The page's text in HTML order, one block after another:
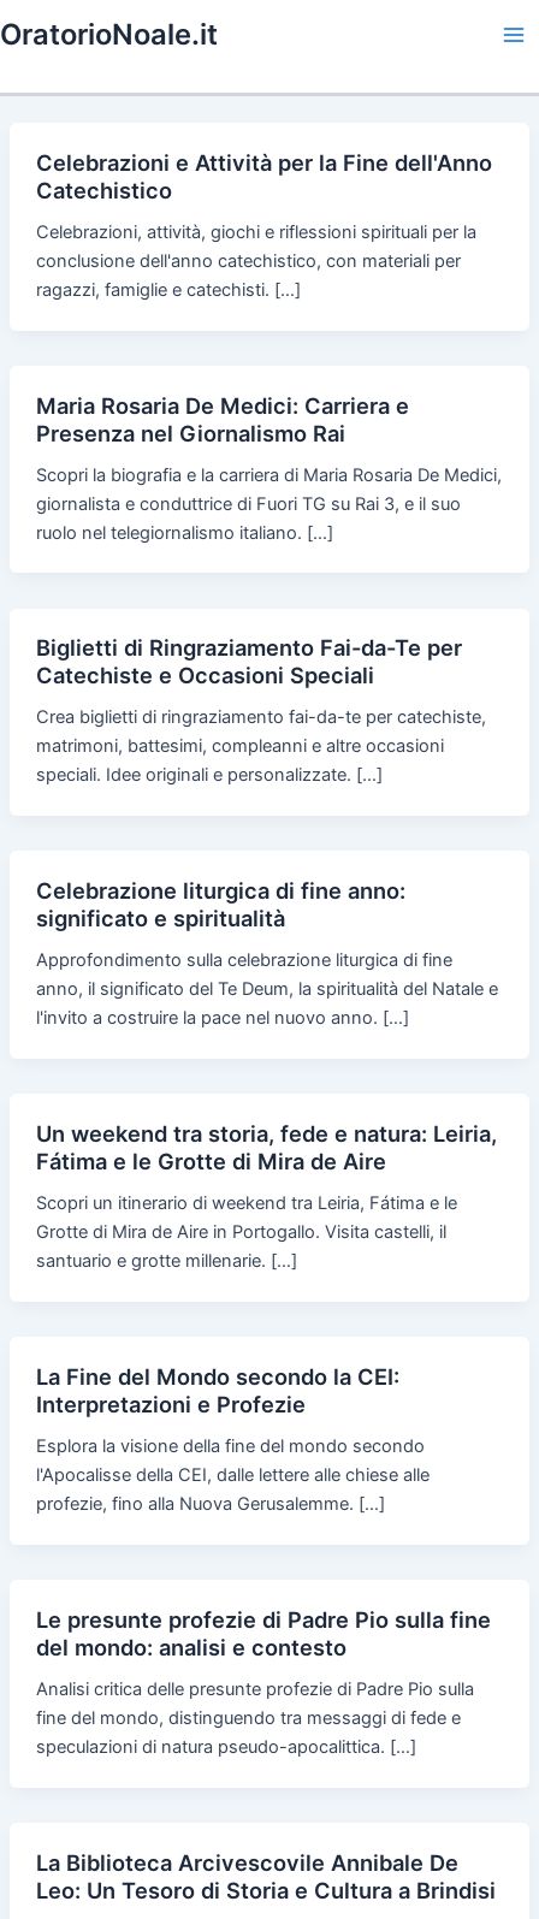
to
OratorioNoale.it
Celebrazioni e Attività per la Fine dell'Anno
Catechistico
Celebrazioni, attività, giochi e riflessioni spirituali per la
conclusione dell'anno catechistico, con materiali per
ragazzi, famiglie e catechisti. […]
Maria Rosaria De Medici: Carriera e
Presenza nel Giornalismo Rai
Scopri la biografia e la carriera di Maria Rosaria De Medici,
giornalista e conduttrice di Fuori TG su Rai 3, e il suo
ruolo nel telegiornalismo italiano. […]
Biglietti di Ringraziamento Fai-da-Te per
Catechiste e Occasioni Speciali
Crea biglietti di ringraziamento fai-da-te per catechiste,
matrimoni, battesimi, compleanni e altre occasioni
speciali. Idee originali e personalizzate. […]
Celebrazione liturgica di fine anno:
significato e spiritualità
Approfondimento sulla celebrazione liturgica di fine
anno, il significato del Te Deum, la spiritualità del Natale e
l'invito a costruire la pace nel nuovo anno. […]
Un weekend tra storia, fede e natura: Leiria,
Fátima e le Grotte di Mira de Aire
Scopri un itinerario di weekend tra Leiria, Fátima e le
Grotte di Mira de Aire in Portogallo. Visita castelli, il
santuario e grotte millenarie. […]
La Fine del Mondo secondo la CEI:
Interpretazioni e Profezie
Esplora la visione della fine del mondo secondo
l'Apocalisse della CEI, dalle lettere alle chiese alle
profezie, fino alla Nuova Gerusalemme. […]
Le presunte profezie di Padre Pio sulla fine
del mondo: analisi e contesto
Analisi critica delle presunte profezie di Padre Pio sulla
fine del mondo, distinguendo tra messaggi di fede e
speculazioni di natura pseudo-apocalittica. […]
La Biblioteca Arcivescovile Annibale De
Leo: Un Tesoro di Storia e Cultura a Brindisi